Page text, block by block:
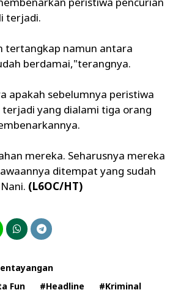
terjadi.
tertangkap namun antara
berdamai,"terangnya.
apakah sebelumnya peristiwa
yang dialami tiga orang
mereka. Seharusnya mereka
ditempat yang sudah
(L6OC/HT)
Fun
#Headline
#Kriminal